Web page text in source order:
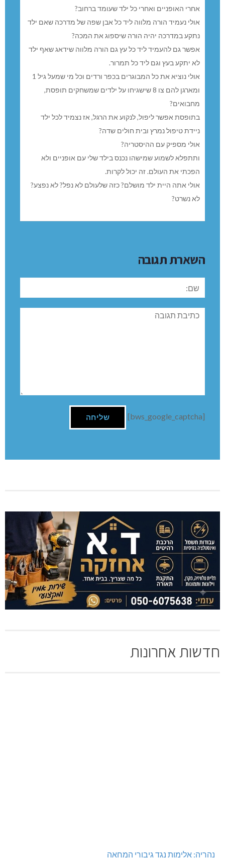
אחרי האופניים ואחרי כל ילד שעומד ברחוב?
אולי נעמיד הורה מלווה ליד כל אבן שפה של מדרכה שאם ילד
נתקע במדרכה יהיה הורה שיספוג את המכה?
אפשר גם להעמיד ליד כל עץ גם הורה מלווה שידאג שאף ילד
לא יתקע בעץ וגם ליד כל תמרור.
אולי נוציא את כל המבוגרים בכפר ורדים וכל מי שמעל גיל 1
ומארגן להם צו 8 שישגיחו על ילדים שמשחקים תופסת,
מחבואים?
בתופסת אפשר ליפול, לנקוע את הרגל, אז נצמיד לכל ילד
ניידת טיפול נמרץ ובית חולים שדה?
אולי מספיק עם ההיסטריה?
ותתפלא לשמוע שמישהו נכנס בילד שלי עם אופניים ולא
הפכתי את העולם. זה יכול לקרות.
אולי אתה היית ילד מושלם? כזה שלעולם לא נפל? לא נפצע?
לא נשרט?
השארת תגובה
תגובה
[bws_google_captcha]